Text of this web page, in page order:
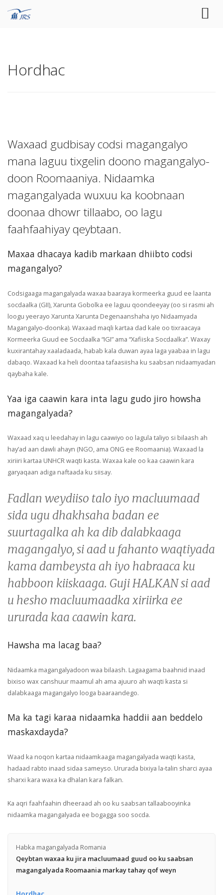
Hordhac
Waxaad gudbisay codsi magangalyo
mana laguu tixgelin doono magangalyo-
doon Roomaaniya. Nidaamka
magangalyada wuxuu ka koobnaan
doonaa dhowr tillaabo, oo lagu
faahfaahiyay qeybtaan.
Maxaa dhacaya kadib markaan dhiibto codsi
magangalyo?
Codsigaaga magangalyada waxaa baaraya kormeerka guud ee laanta
socdaalka (GII), Xarunta Gobolka ee laguu qoondeeyay (oo si rasmi ah
loogu yeerayo Xarunta Xarunta Degenaanshaha iyo Nidaamyada
Magangalyo-doonka). Waxaad maqli kartaa dad kale oo tixraacaya
Kormeerka Guud ee Socdaalka “IGI” ama “Xafiiska Socdaalka”. Waxay
kuxirantahay xaaladaada, habab kala duwan ayaa laga yaabaa in lagu
dabaqo. Waxaad ka heli doontaa tafaasiisha ku saabsan nidaamyadan
qaybaha kale.
Yaa iga caawin kara inta lagu gudo jiro howsha
magangalyada?
Waxaad xaq u leedahay in lagu caawiyo oo lagula taliyo si bilaash ah
hay’ad aan dawli ahayn (NGO, ama ONG ee Roomaania). Waxaad la
xiriiri kartaa UNHCR waqti kasta. Waxaa kale oo kaa caawin kara
garyaqaan adiga naftaada ku siisay.
Fadlan weydiiso talo iyo macluumaad
sida ugu dhakhsaha badan ee
suurtagalka ah ka dib dalabkaaga
magangalyo, si aad u fahanto waqtiyada
kama dambeysta ah iyo habraaca ku
habboon kiiskaaga. Guji HALKAN si aad
u hesho macluumaadka xiriirka ee
ururada kaa caawin kara.
Hawsha ma lacag baa?
Nidaamka magangalyadoon waa bilaash. Lagaagama baahnid inaad
bixiso wax canshuur maamul ah ama ajuuro ah waqti kasta si
dalabkaaga magangalyo looga baaraandego.
Ma ka tagi karaa nidaamka haddii aan beddelo
maskaxdayda?
Waad ka noqon kartaa nidaamkaaga magangalyada waqti kasta,
hadaad rabto inaad sidaa sameyso. Ururada bixiya la-talin sharci ayaa
sharxi kara waxa ka dhalan kara falkan.
Ka aqri faahfaahin dheeraad ah oo ku saabsan tallaabooyinka
nidaamka magangalyada ee bogagga soo socda.
Habka magangalyada Romania
Qeybtan waxaa ku jira macluumaad guud oo ku saabsan
magangalyada Roomaania markay tahay qof weyn